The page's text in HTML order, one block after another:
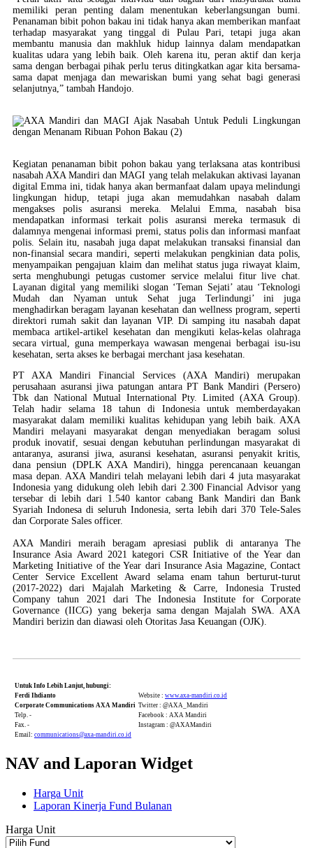
memiliki peran penting dalam menentukan keberlangsungan bumi.
Penanaman bibit pohon bakau ini tidak hanya akan memberikan manfaat
terhadap masyarakat yang tinggal di Pulau Pari, tetapi juga akan
membantu manusia dan makhluk hidup lainnya dalam mendapatkan
kualitas udara yang lebih baik. Oleh karena itu, peran aktif dan kerja
sama dengan berbagai pihak perlu terus ditingkatkan agar kita bersama-
sama dapat menjaga dan mewariskan bumi yang sehat bagi generasi
selanjutnya,” tambah Handojo.
Kegiatan penanaman bibit pohon bakau yang terlaksana atas kontribusi
nasabah AXA Mandiri dan MAGI yang telah melakukan aktivasi layanan
digital Emma ini, tidak hanya akan bermanfaat dalam upaya melindungi
lingkungan hidup, tetapi juga akan memudahkan nasabah dalam
mengakses polis asuransi mereka. Melalui Emma, nasabah bisa
mendapatkan informasi terkait polis asuransi mereka termasuk di
dalamnya mengenai informasi premi, status polis dan informasi manfaat
polis. Selain itu, nasabah juga dapat melakukan transaksi finansial dan
non-finansial secara mandiri, seperti melakukan pengkinian data polis,
menyampaikan pengajuan klaim dan melihat status juga riwayat klaim,
serta menghubungi petugas customer service melalui fitur live chat.
Layanan digital yang memiliki slogan ‘Teman Sejati’ atau ‘Teknologi
Mudah dan Nyaman untuk Sehat juga Terlindungi’ ini juga
menghadirkan beragam layanan kesehatan dan wellness program, seperti
direktori rumah sakit dan layanan VIP. Di samping itu nasabah dapat
membaca artikel-artikel kesehatan dan mengikuti kelas-kelas olahraga
secara virtual, guna memperkaya wawasan mengenai berbagai isu-isu
kesehatan, serta akses ke berbagai merchant jasa kesehatan.
PT AXA Mandiri Financial Services (AXA Mandiri) merupakan
perusahaan asuransi jiwa patungan antara PT Bank Mandiri (Persero)
Tbk dan National Mutual International Pty. Limited (AXA Group).
Telah hadir selama 18 tahun di Indonesia untuk memberdayakan
masyarakat dalam memiliki kualitas kehidupan yang lebih baik. AXA
Mandiri melayani masyarakat dengan menyediakan beragam solusi
produk inovatif, sesuai dengan kebutuhan perlindungan masyarakat di
antaranya, asuransi jiwa, asuransi kesehatan, asuransi penyakit kritis,
dana pensiun (DPLK AXA Mandiri), hingga perencanaan keuangan
masa depan. AXA Mandiri telah melayani lebih dari 4 juta masyarakat
Indonesia yang didukung oleh lebih dari 2.300 Financial Advisor yang
tersebar di lebih dari 1.540 kantor cabang Bank Mandiri dan Bank
Syariah Indonesa di seluruh Indonesia, serta lebih dari 370 Tele-Sales
dan Corporate Sales officer.
AXA Mandiri meraih beragam apresiasi publik di antaranya The
Insurance Asia Award 2021 kategori CSR Initiative of the Year dan
Marketing Initiative of the Year dari Insurance Asia Magazine, Contact
Center Service Excellent Award selama enam tahun berturut-turut
(2017-2022) dari Majalah Marketing & Carre, Indonesia Trusted
Company tahun 2021 dari The Indonesia Institute for Corporate
Governance (IICG) yang bekerja sama dengan Majalah SWA. AXA
Mandiri berizin dan diawasi oleh Otoritas Jasa Keuangan (OJK).
Untuk Info Lebih Lanjut, hubungi:
Ferdi Ihdianto
Website : www.axa-mandiri.co.id
Corporate Communications AXA Mandiri Twitter : @AXA_Mandiri
Telp. -
Facebook : AXA Mandiri
Fax. -
Instagram : @AXAMandiri
Email: communications@axa-mandiri.co.id
NAV and Laporan Widget
Harga Unit
Laporan Kinerja Fund Bulanan
Harga Unit